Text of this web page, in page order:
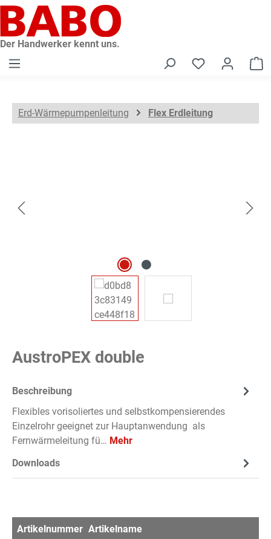
springen
Der Handwerker kennt uns.
Erd-Wärmepumpenleitung Flex Erdleitung
AustroPEX double
Beschreibung
Flexibles vorisoliertes und selbstkompensierendes
Einzelrohr geeignet zur Hauptanwendung als
Fernwärmeleitung fü… Mehr
Downloads
Artikelnummer Artikelname